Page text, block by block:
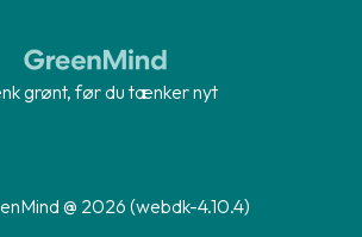
grønt, før du tænker nyt
@ 2026 (webdk-4.10.4)